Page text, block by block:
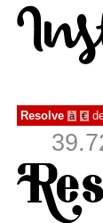
Resolve à €